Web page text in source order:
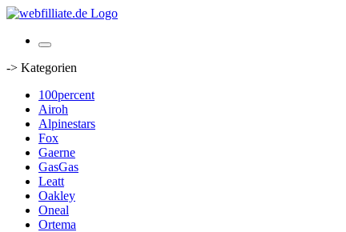
-> Kategorien
100percent
Airoh
Alpinestars
Fox
Gaerne
GasGas
Leatt
Oakley
Oneal
Ortema